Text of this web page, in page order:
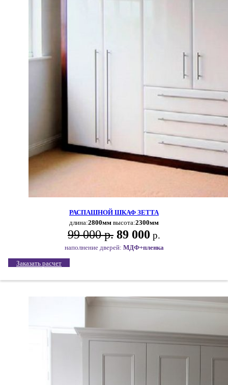
РАСПАШНОЙ ШКАФ ЗЕТТА
длина:2800мм высота:2300мм
99 000 р. 89 000 р.
наполнение дверей: МДФ+пленка
Заказать расчет